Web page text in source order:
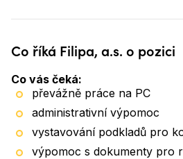
Co říká Filipa, a.s. o pozici
Co vás čeká:
převážně práce na PC
administrativní výpomoc
vystavování podkladů pro
výpomoc s dokumenty pro